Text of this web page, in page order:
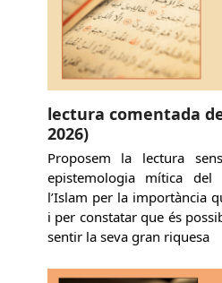
lectura comentada de
2026)
Proposem la lectura
epistemologia mítica
l’Islam per la importància
i per constatar que és
sentir la seva gran riquesa